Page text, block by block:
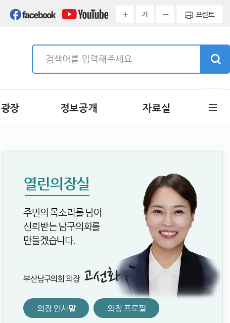
가 프린트
장 정보공개 자료실
열린의장실
주민의 목소리를 담아
신뢰받는 남구의회를
만들겠습니다.
부산남구의회 의장
의장 인사말 의장 프로필